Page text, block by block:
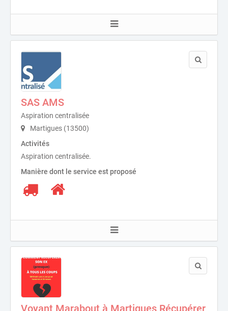
SAS AMS
Aspiration centralisée
Martigues (13500)
Activités
Aspiration centralisée.
Manière dont le service est proposé
Voyant Marabout à Martigues Récupérer